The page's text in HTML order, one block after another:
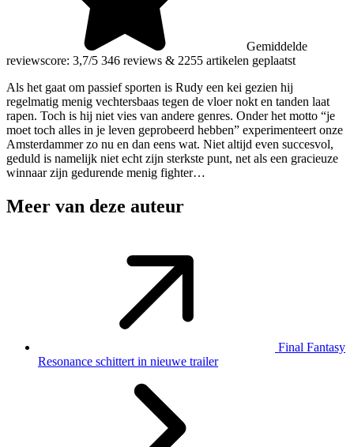
Gemiddelde
reviewscore: 3,7/5 346 reviews & 2255 artikelen geplaatst
Als het gaat om passief sporten is Rudy een kei gezien hij
regelmatig menig vechtersbaas tegen de vloer nokt en tanden laat
rapen. Toch is hij niet vies van andere genres. Onder het motto “je
moet toch alles in je leven geprobeerd hebben” experimenteert onze
Amsterdammer zo nu en dan eens wat. Niet altijd even succesvol,
geduld is namelijk niet echt zijn sterkste punt, net als een gracieuze
winnaar zijn gedurende menig fighter…
Meer van deze auteur
Final Fantasy
Resonance schittert in nieuwe trailer